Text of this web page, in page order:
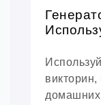
домашних